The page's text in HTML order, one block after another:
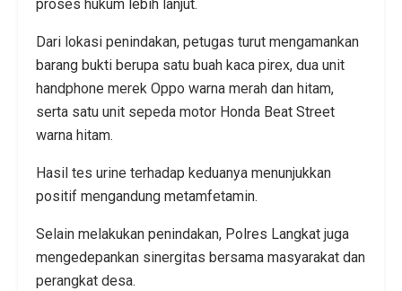
proses hukum lebih lanjut.
Dari lokasi penindakan, petugas turut mengamankan
barang bukti berupa satu buah kaca pirex, dua unit
handphone merek Oppo warna merah dan hitam,
serta satu unit sepeda motor Honda Beat Street
warna hitam.
Hasil tes urine terhadap keduanya menunjukkan
positif mengandung metamfetamin.
Selain melakukan penindakan, Polres Langkat juga
mengedepankan sinergitas bersama masyarakat dan
perangkat desa.